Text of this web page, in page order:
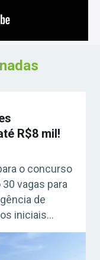
R$8 mil!
o concurso
vagas para
de
iniciais
os